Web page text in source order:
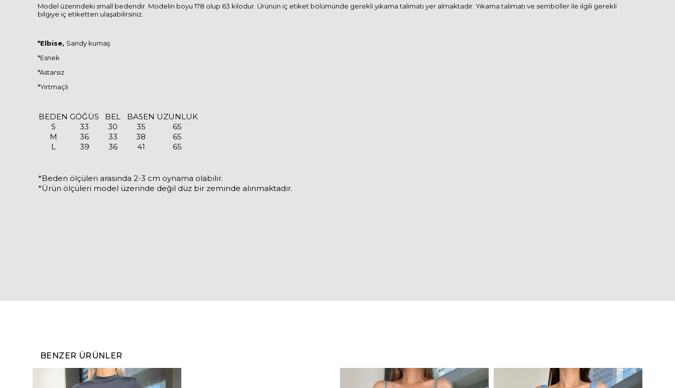
Model üzerindeki small bedendir. Modelin boyu 178 olup 63 kilodur. Ürünün iç etiket bölümünde gerekli yıkama talimatı yer almaktadır. Yıkama talimatı ve semboller ile ilgili gerekli
bilgiye iç etiketten ulaşabilirsiniz.
*Elbise, Sandy kumaş
*Esnek
*Astarsız
*Yırtmaçlı
BEDEN GÖĞÜS BEL BASEN UZUNLUK
S
33 30 35
65
M
36 33 38
65
L
39 36 41 65
*Beden ölçüleri arasında 2-3 cm oynama olabilir.
*Ürün ölçüleri model üzerinde değil düz bir zeminde alınmaktadır.
BENZER ÜRÜNLER